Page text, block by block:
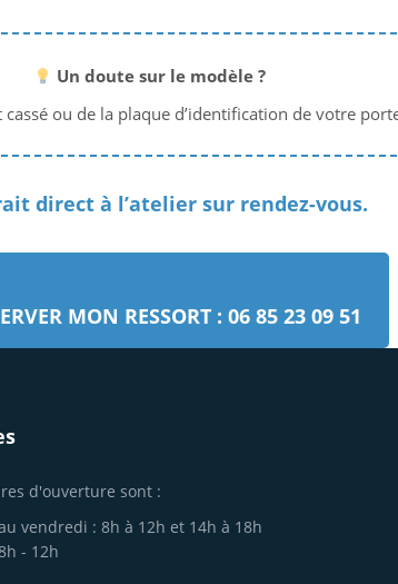
Un doute sur le modèle ?
ou de la plaque d’identification de votre
direct à l’atelier sur rendez-vous.
MON RESSORT : 06 85 23 09 51
d'ouverture sont :
vendredi : 8h à 12h et 14h à 18h
- 12h